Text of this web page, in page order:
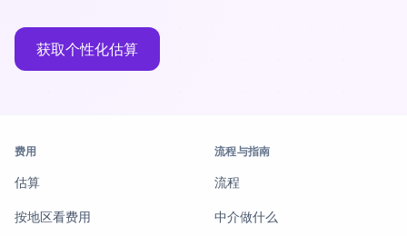
获取个性化估算
费用
估算
按地区看费用
流程与指南
流程
中介做什么